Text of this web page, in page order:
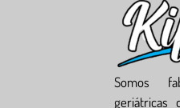
Somos
geriátricas